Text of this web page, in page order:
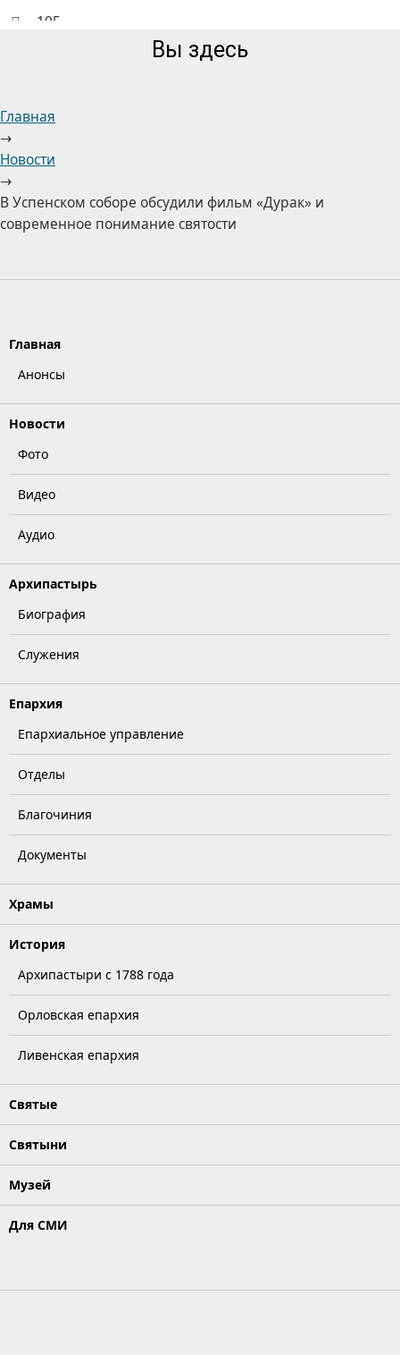
105
Вы здесь
Главная
→
Новости
→
В Успенском соборе обсудили фильм «Дурак» и
современное понимание святости
Главная
Анонсы
Новости
Фото
Видео
Аудио
Архипастырь
Биография
Служения
Епархия
Епархиальное управление
Отделы
Благочиния
Документы
Храмы
История
Архипастыри с 1788 года
Орловская епархия
Ливенская епархия
Святые
Святыни
Музей
Для СМИ